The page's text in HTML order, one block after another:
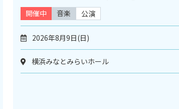
開催中 音楽 公演
2026年8月9日(日)
横浜みなとみらいホール